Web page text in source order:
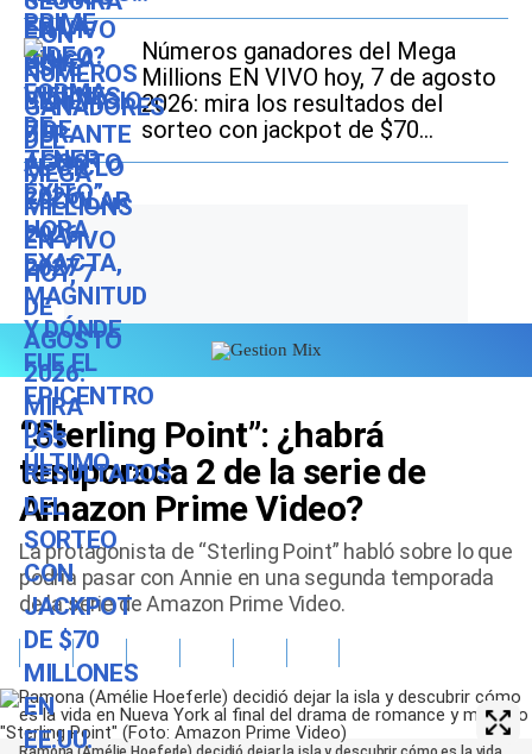
Números ganadores del Mega
Millions EN VIVO hoy, 7 de agosto
2026: mira los resultados del
sorteo con jackpot de $70
millones en EE.UU.